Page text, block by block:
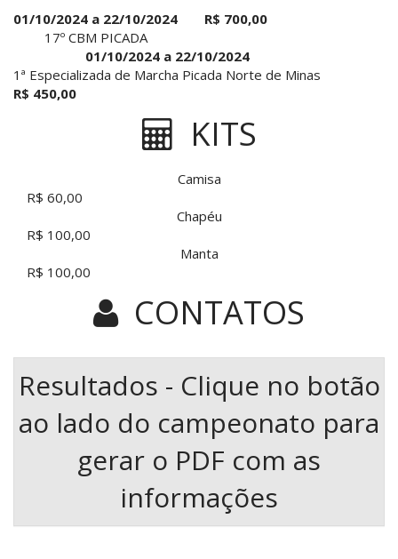
01/10/2024 a 22/10/2024
17º CBM PICADA
R$ 700,00
01/10/2024 a 22/10/2024
1ª Especializada de Marcha Picada Norte de Minas
R$ 450,00
KITS
Camisa
R$ 60,00
Chapéu
R$ 100,00
Manta
R$ 100,00
CONTATOS
Resultados - Clique no botão
ao lado do campeonato para
gerar o PDF com as
informações